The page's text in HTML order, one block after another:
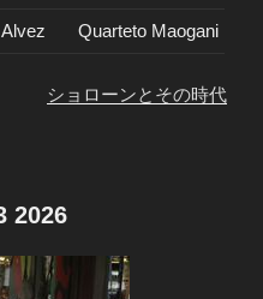
Quarteto Maogani
ショローンとその時代
2026